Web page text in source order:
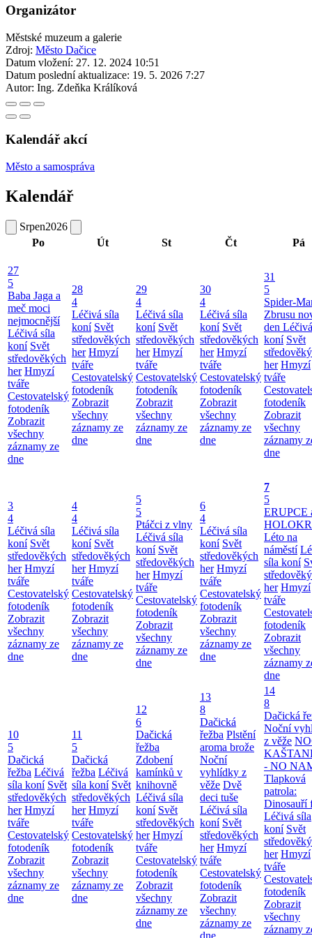
Organizátor
Městské muzeum a galerie
Zdroj: Město Dačice
Datum vložení: 27. 12. 2024 10:51
Datum poslední aktualizace: 19. 5. 2026 7:27
Autor: Ing. Zdeňka Králíková
Kalendář akcí
Město a samospráva
Kalendář
Srpen2026
Po
Út St Čt Pá
27
5
Baba Jaga a
meč moci
nejmocnější
Léčivá síla
koní Svět
středověkých
her Hmyzí
tváře
Cestovatelský
fotodeník
Zobrazit
všechny
záznamy ze
dne
28
4
Léčivá síla
koní Svět
středověkých
her Hmyzí
tváře
Cestovatelský
fotodeník
Zobrazit
všechny
záznamy ze
dne
29
4
Léčivá síla
koní Svět
středověkých
her Hmyzí
tváře
Cestovatelský
fotodeník
Zobrazit
všechny
záznamy ze
dne
30
4
Léčivá síla
koní Svět
středověkých
her Hmyzí
tváře
Cestovatelský
fotodeník
Zobrazit
všechny
záznamy ze
dne
31
5
Spider-
Zbrusu
den
koní Svět
her Hmyzí
tváře
fotodeník
Zobrazit
všechny
záznamy
dne
3
4
Léčivá síla
koní Svět
středověkých
her Hmyzí
tváře
Cestovatelský
fotodeník
Zobrazit
všechny
záznamy ze
dne
4
4
Léčivá síla
koní Svět
středověkých
her Hmyzí
tváře
Cestovatelský
fotodeník
Zobrazit
všechny
záznamy ze
dne
5
5
Ptáčci z vlny
Léčivá síla
koní Svět
středověkých
her Hmyzí
tváře
Cestovatelský
fotodeník
Zobrazit
všechny
záznamy ze
dne
6
4
Léčivá síla
koní Svět
středověkých
her Hmyzí
tváře
Cestovatelský
fotodeník
Zobrazit
všechny
záznamy ze
dne
7
5
ERUPCE
Léto na
náměstí
síla koní
her Hmyzí
tváře
fotodeník
Zobrazit
všechny
záznamy
dne
10
5
Dačická
řežba Léčivá
síla koní Svět
středověkých
her Hmyzí
tváře
Cestovatelský
fotodeník
Zobrazit
všechny
záznamy ze
dne
11
5
Dačická
řežba Léčivá
síla koní Svět
středověkých
her Hmyzí
tváře
Cestovatelský
fotodeník
Zobrazit
všechny
záznamy ze
dne
12
6
Dačická
řežba
Zdobení
kamínků v
knihovně
Léčivá síla
koní Svět
středověkých
her Hmyzí
tváře
Cestovatelský
fotodeník
Zobrazit
všechny
záznamy ze
dne
13
8
Dačická
řežba Plstění
aroma brože
Noční
vyhlídky z
věže Dvě
deci tuše
Léčivá síla
koní Svět
středověkých
her Hmyzí
tváře
Cestovatelský
fotodeník
Zobrazit
všechny
záznamy ze
dne
14
8
Dačická
Noční
z věže
- NO
Tlapková
patrola:
Dinosauří
Léčivá síla
koní Svět
her Hmyzí
tváře
fotodeník
Zobrazit
všechny
záznamy